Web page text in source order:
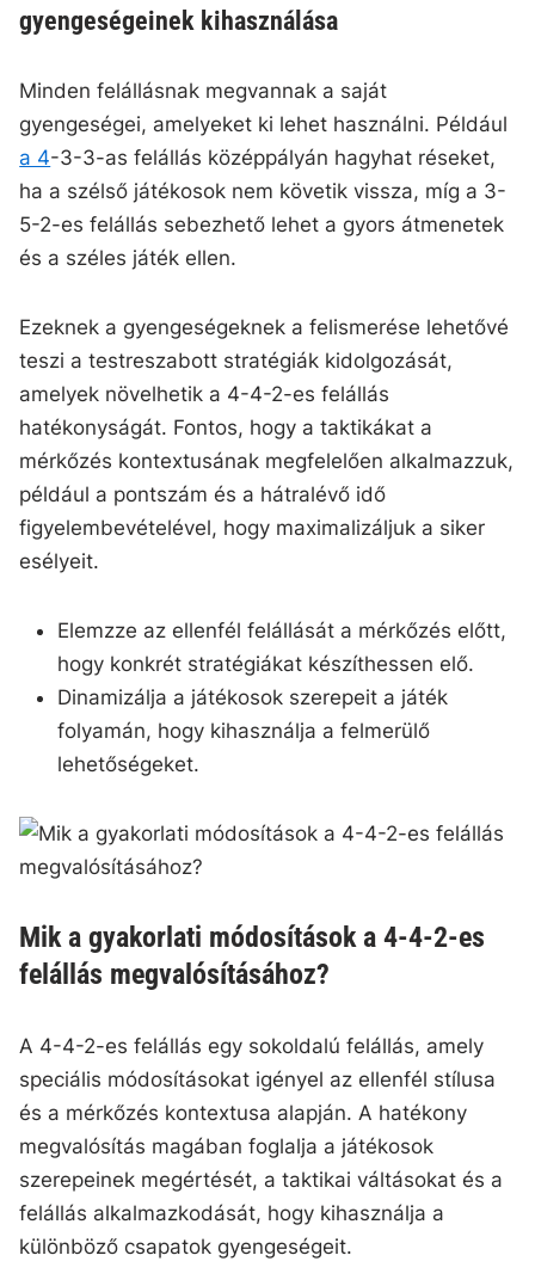
gyengeségeinek kihasználása
Minden felállásnak megvannak a saját
gyengeségei, amelyeket ki lehet használni. Például
a 4-3-3-as felállás középpályán hagyhat réseket,
ha a szélső játékosok nem követik vissza, míg a 3-
5-2-es felállás sebezhető lehet a gyors átmenetek
és a széles játék ellen.
Ezeknek a gyengeségeknek a felismerése lehetővé
teszi a testreszabott stratégiák kidolgozását,
amelyek növelhetik a 4-4-2-es felállás
hatékonyságát. Fontos, hogy a taktikákat a
mérkőzés kontextusának megfelelően alkalmazzuk,
például a pontszám és a hátralévő idő
figyelembevételével, hogy maximalizáljuk a siker
esélyeit.
Elemzze az ellenfél felállását a mérkőzés előtt,
hogy konkrét stratégiákat készíthessen elő.
Dinamizálja a játékosok szerepeit a játék
folyamán, hogy kihasználja a felmerülő
lehetőségeket.
Mik a gyakorlati módosítások a 4-4-2-es
felállás megvalósításához?
A 4-4-2-es felállás egy sokoldalú felállás, amely
speciális módosításokat igényel az ellenfél stílusa
és a mérkőzés kontextusa alapján. A hatékony
megvalósítás magában foglalja a játékosok
szerepeinek megértését, a taktikai váltásokat és a
felállás alkalmazkodását, hogy kihasználja a
különböző csapatok gyengeségeit.